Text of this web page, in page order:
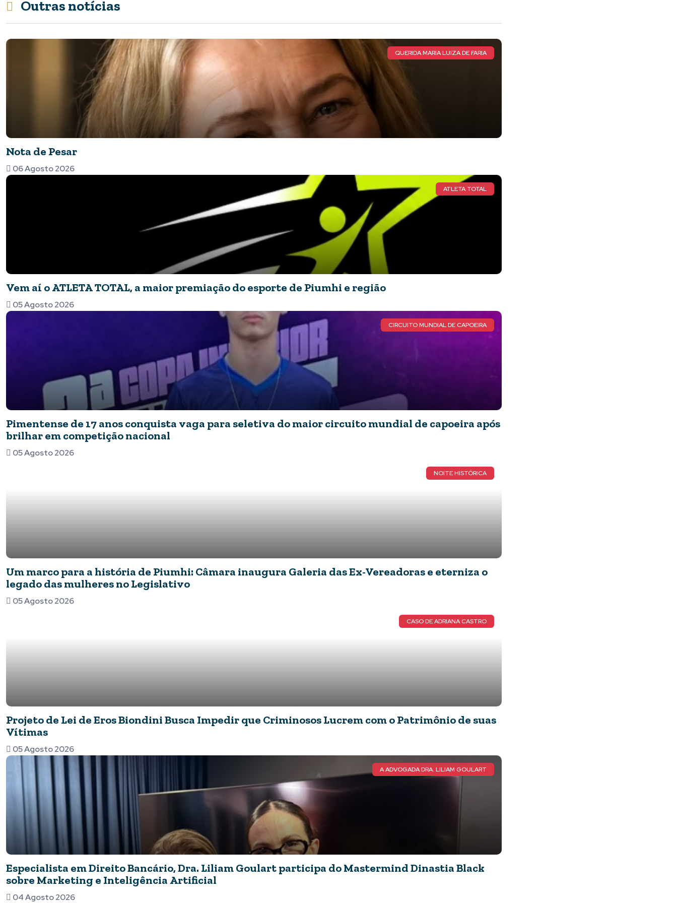
Outras notícias
QUERIDA MARIA LUIZA DE FARIA
Nota de Pesar
06 Agosto 2026
ATLETA TOTAL
Vem aí o ATLETA TOTAL, a maior premiação do esporte de Piumhi e região
05 Agosto 2026
CIRCUITO MUNDIAL DE CAPOEIRA
Pimentense de 17 anos conquista vaga para seletiva do maior circuito mundial de capoeira após
brilhar em competição nacional
05 Agosto 2026
NOITE HISTÓRICA
Um marco para a história de Piumhi: Câmara inaugura Galeria das Ex-Vereadoras e eterniza o
legado das mulheres no Legislativo
05 Agosto 2026
CASO DE ADRIANA CASTRO
Projeto de Lei de Eros Biondini Busca Impedir que Criminosos Lucrem com o Patrimônio de suas
Vítimas
05 Agosto 2026
A ADVOGADA DRA. LILIAM GOULART
Especialista em Direito Bancário, Dra. Liliam Goulart participa do Mastermind Dinastia Black
sobre Marketing e Inteligência Artificial
04 Agosto 2026